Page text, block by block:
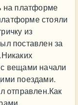
на платформе
стояли
из
поставлен за
вещами начали
поездами.
отправлен.Как